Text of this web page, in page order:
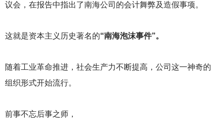
议会，在报告中指出了南海公司的会计舞弊及造假事项。
这就是资本主义历史著名的“南海泡沫事件”。
随着工业革命推进，社会生产力不断提高，公司这一神奇的
组织形式开始流行。
前事不忘后事之师，